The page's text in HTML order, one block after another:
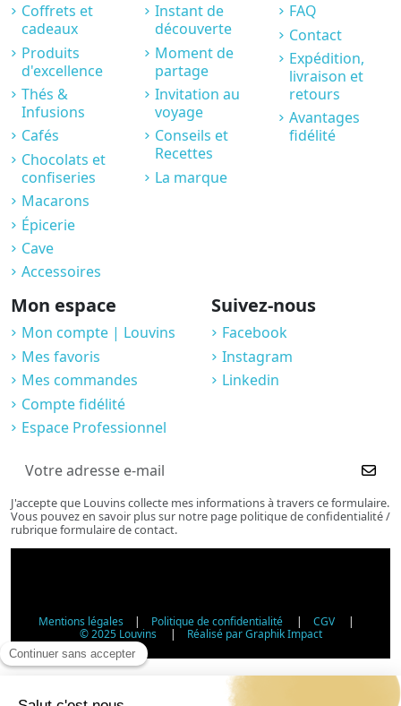
Coffrets et
cadeaux
Produits
d'excellence
Thés &
Infusions
Cafés
Chocolats et
confiseries
Macarons
Épicerie
Cave
Accessoires
Instant de
découverte
Moment de
partage
Invitation au
voyage
Conseils et
Recettes
La marque
FAQ
Contact
Expédition,
livraison et
retours
Avantages
fidélité
Mon espace
Mon compte | Louvins
Mes favoris
Mes commandes
Compte fidélité
Espace Professionnel
Suivez-nous
Facebook
Instagram
Linkedin
J'accepte que Louvins collecte mes informations à travers ce formulaire.
Vous pouvez en savoir plus sur notre page politique de confidentialité /
rubrique formulaire de contact.
Mentions légales | Politique de confidentialité | CGV |
© 2025 Louvins | Réalisé par Graphik Impact
Vérification d'âge - Vente d'alcool